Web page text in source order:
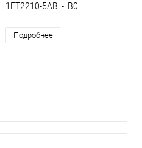
1FT2210-5AB..-..B0
Подробнее